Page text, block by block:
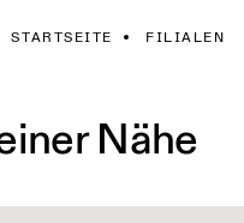
STARTSEITE FILIALEN
Nähe